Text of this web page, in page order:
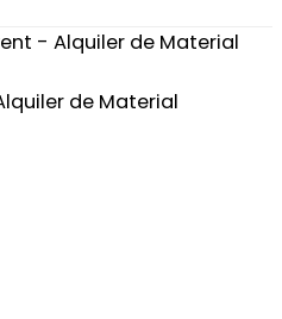
- Alquiler de Material
de Material